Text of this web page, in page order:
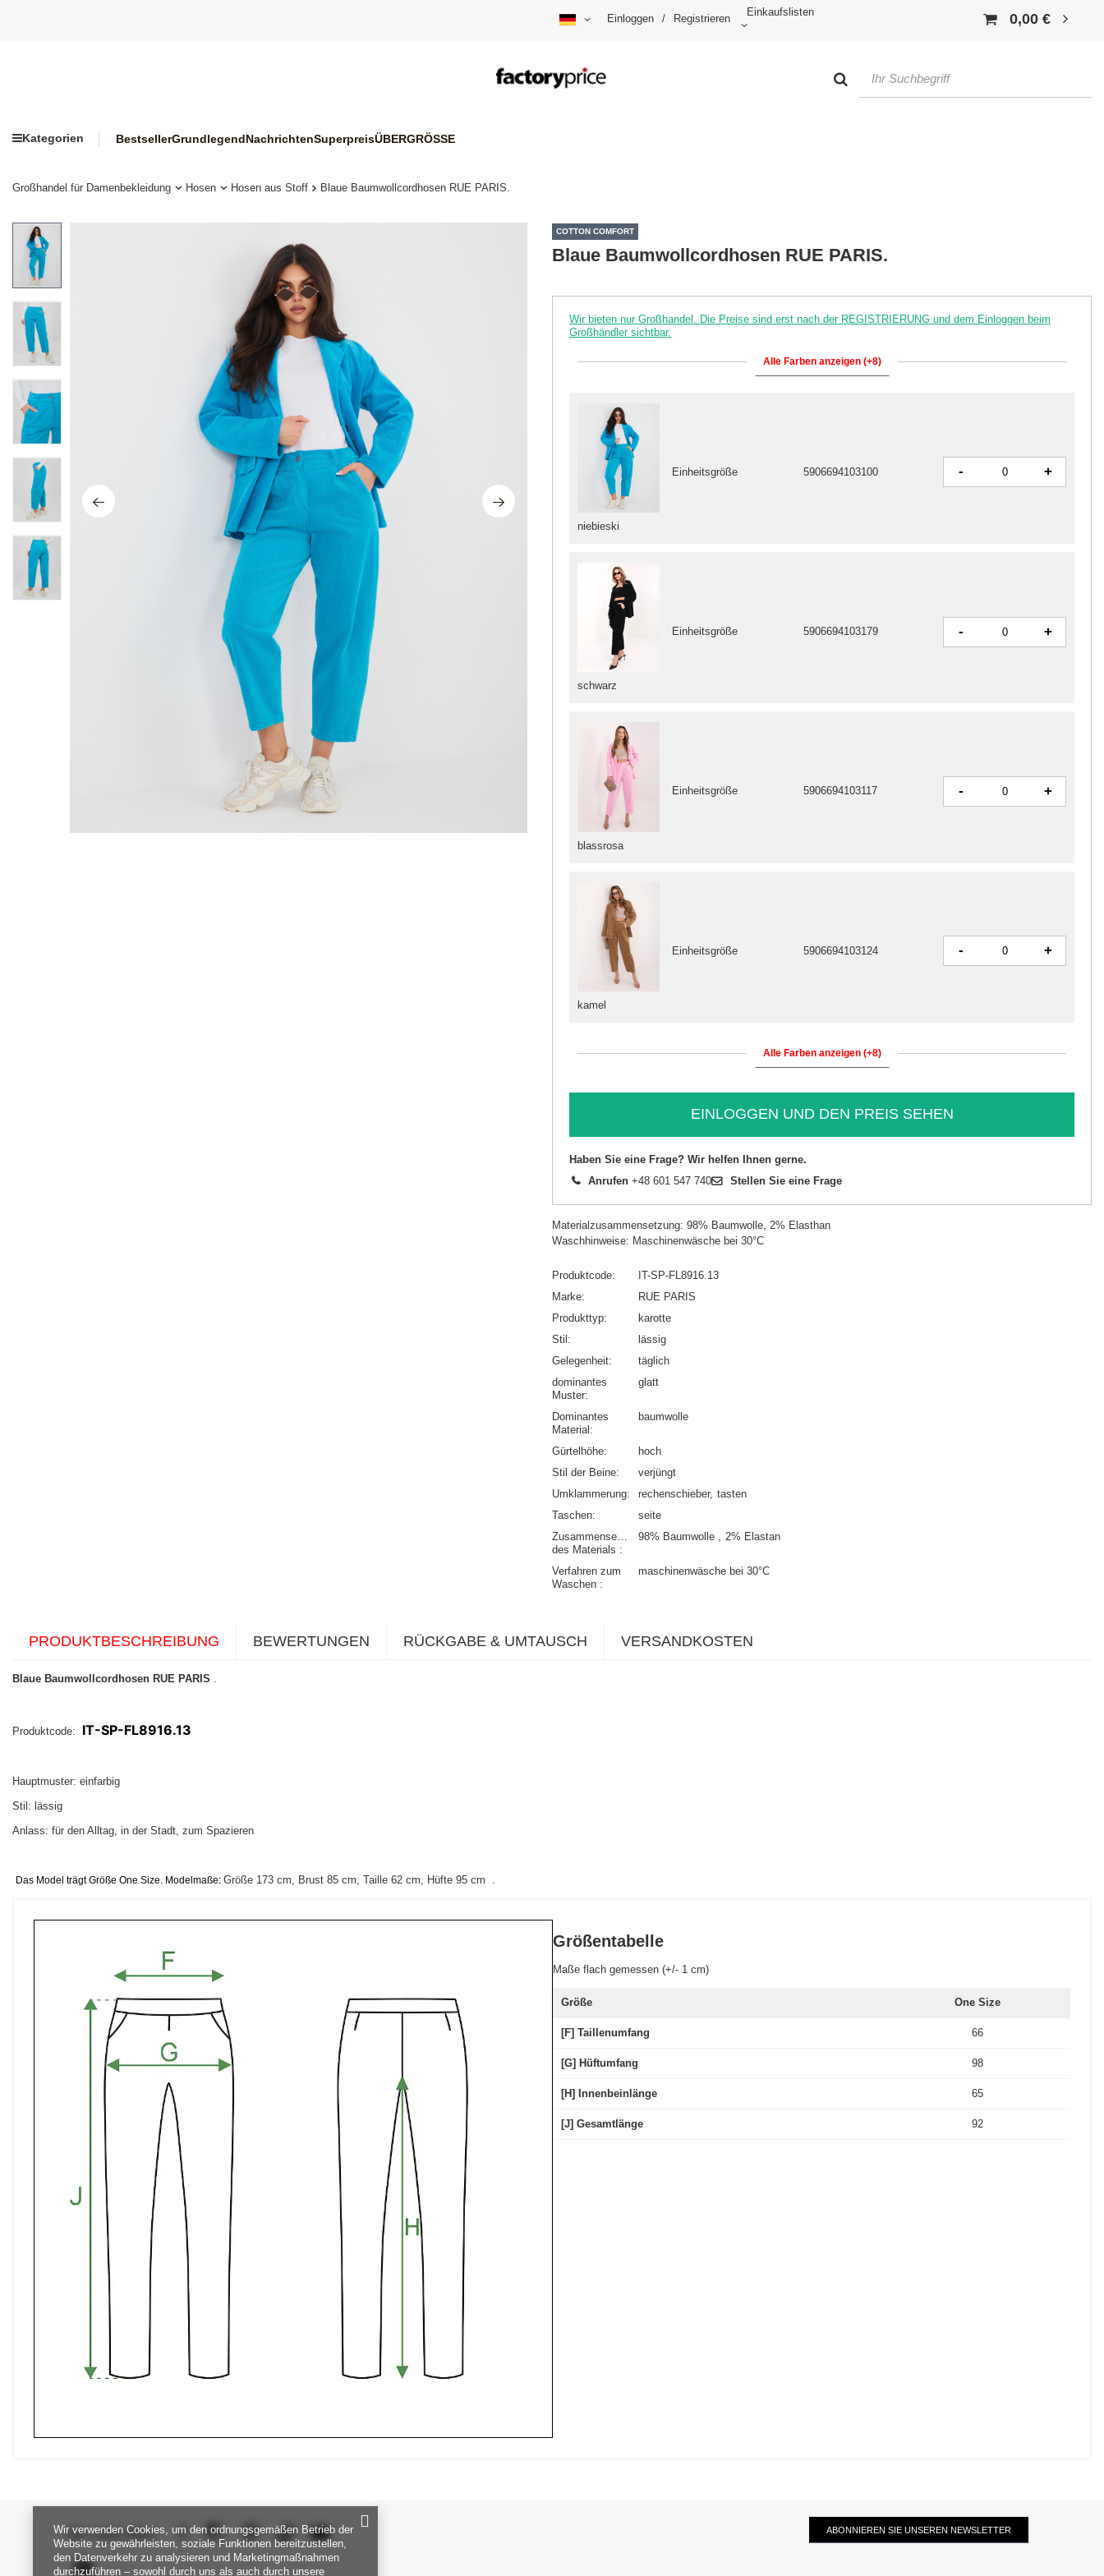
Einloggen / Registrieren
Einkaufslisten 0,00 €
Kategorien BestsellerGrundlegendNachrichtenSuperpreisÜBERGRÖSSE
Großhandel für Damenbekleidung Hosen Hosen aus Stoff Blaue Baumwollcordhosen RUE PARIS.
COTTON COMFORT
Blaue Baumwollcordhosen RUE PARIS.
Wir bieten nur Großhandel. Die Preise sind erst nach der REGISTRIERUNG und dem Einloggen beim
Großhändler sichtbar.
Alle Farben anzeigen (+8)
schwarz
Einheitsgröße 5906694103179 - +
blassrosa
Einheitsgröße 5906694103117 - +
kamel
Einheitsgröße 5906694103124 - +
niebieski
Einheitsgröße 5906694103100 - +
Alle Farben anzeigen (+8)
EINLOGGEN UND DEN PREIS SEHEN
Haben Sie eine Frage? Wir helfen Ihnen gerne.
Anrufen +48 601 547 740 Stellen Sie eine Frage
Materialzusammensetzung: 98% Baumwolle, 2% Elasthan
Waschhinweise: Maschinenwäsche bei 30°C
Produktcode
IT-SP-FL8916.13
Marke
RUE PARIS
Produkttyp
karotte
Stil
lässig
Gelegenheit
täglich
dominantes
Muster
glatt
Dominantes
Material
baumwolle
Gürtelhöhe
hoch
Stil der Beine
verjüngt
Umklammerung
rechenschieber tasten
Taschen
seite
Zusammensetzung
des Materials
98% Baumwolle 2% Elastan
Verfahren zum
Waschen
maschinenwäsche bei 30°C
PRODUKTBESCHREIBUNG BEWERTUNGEN RÜCKGABE & UMTAUSCH VERSANDKOSTEN
Blaue Baumwollcordhosen RUE PARIS
Produktcode: IT-SP-FL8916.13
Hauptmuster: einfarbig
Stil: lässig
Anlass: für den Alltag, in der Stadt, zum Spazieren
Das Model trägt Größe One Size. Modelmaße: Größe 173 cm, Brust 85 cm, Taille 62 cm, Hüfte 95 cm
Größentabelle
Maße flach gemessen (+/- 1 cm)
Größe One Size
[F] Taillenumfang 66
[G] Hüftumfang 98
[H] Innenbeinlänge 65
[J] Gesamtlänge 92
SEI UNS NAH ABONNIEREN SIE UNSEREN NEWSLETTER
Wir verwenden Cookies, um den ordnungsgemäßen Betrieb der
Website zu gewährleisten, soziale Funktionen bereitzustellen,
den Datenverkehr zu analysieren und Marketingmaßnahmen
durchzuführen – sowohl durch uns als auch durch unsere